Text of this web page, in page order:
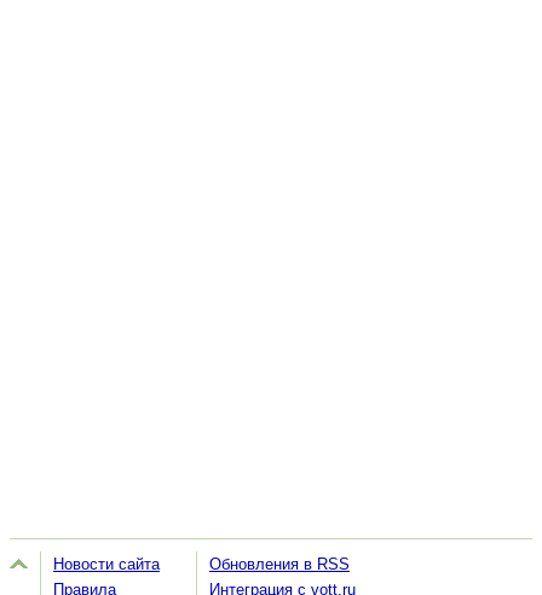
Новости сайта
Правила
Обновления в RSS
Интеграция с vott.ru